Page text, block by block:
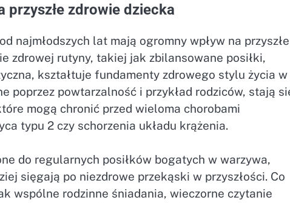
przyszłe zdrowie dziecka
najmłodszych lat mają ogromny wpływ na przyszłe
zdrowej rutyny, takiej jak zbilansowane posiłki,
kształtuje fundamenty zdrowego stylu życia w
poprzez powtarzalność i przykład rodziców, stają
mogą chronić przed wieloma chorobami
typu 2 czy schorzenia układu krążenia.
do regularnych posiłków bogatych w warzywa,
sięgają po niezdrowe przekąski w przyszłości. Co
wspólne rodzinne śniadania, wieczorne czytanie